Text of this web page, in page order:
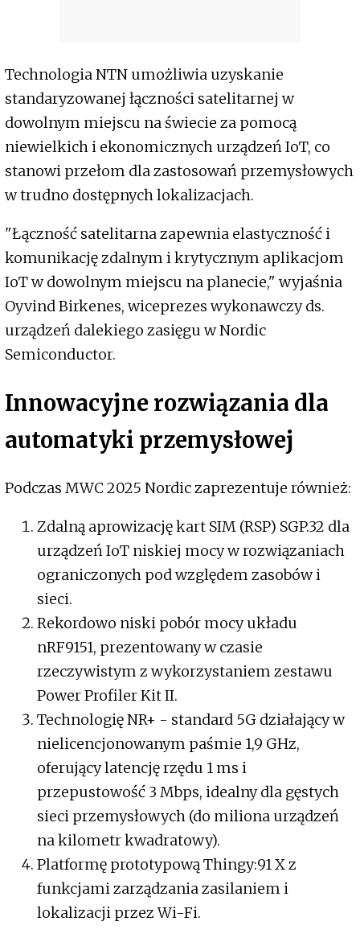
Technologia NTN umożliwia uzyskanie
standaryzowanej łączności satelitarnej w
dowolnym miejscu na świecie za pomocą
niewielkich i ekonomicznych urządzeń IoT, co
stanowi przełom dla zastosowań przemysłowych
w trudno dostępnych lokalizacjach.
"Łączność satelitarna zapewnia elastyczność i
komunikację zdalnym i krytycznym aplikacjom
IoT w dowolnym miejscu na planecie," wyjaśnia
Oyvind Birkenes, wiceprezes wykonawczy ds.
urządzeń dalekiego zasięgu w Nordic
Semiconductor.
Innowacyjne rozwiązania dla
automatyki przemysłowej
Podczas MWC 2025 Nordic zaprezentuje również:
Zdalną aprowizację kart SIM (RSP) SGP.32 dla
urządzeń IoT niskiej mocy w rozwiązaniach
ograniczonych pod względem zasobów i
sieci.
Rekordowo niski pobór mocy układu
nRF9151, prezentowany w czasie
rzeczywistym z wykorzystaniem zestawu
Power Profiler Kit II.
Technologię NR+ - standard 5G działający w
nielicencjonowanym paśmie 1,9 GHz,
oferujący latencję rzędu 1 ms i
przepustowość 3 Mbps, idealny dla gęstych
sieci przemysłowych (do miliona urządzeń
na kilometr kwadratowy).
Platformę prototypową Thingy:91 X z
funkcjami zarządzania zasilaniem i
lokalizacji przez Wi-Fi.